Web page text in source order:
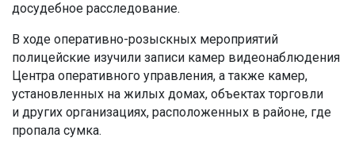
досудебное расследование.
В ходе оперативно-розыскных мероприятий
полицейские изучили записи камер видеонаблюдения
Центра оперативного управления, а также камер,
установленных на жилых домах, объектах торговли
и других организациях, расположенных в районе, где
пропала сумка.